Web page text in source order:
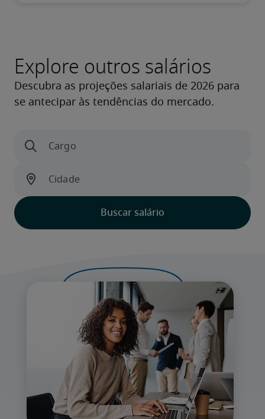
Explore outros salários